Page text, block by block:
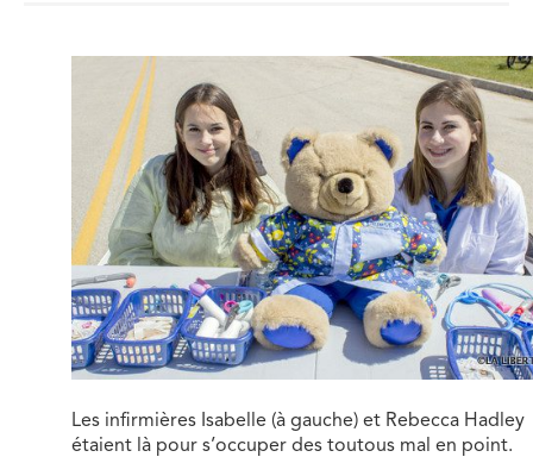
Les infirmières Isabelle (à gauche) et Rebecca Hadley
étaient là pour s’occuper des toutous mal en point.